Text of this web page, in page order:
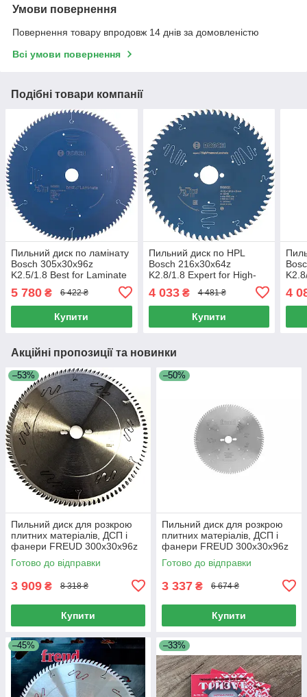
Умови повернення
Повернення товару впродовж 14 днів за домовленістю
Всі умови повернення
Подібні товари компанії
Пильний диск по ламінату
Bosch 305x30x96z
K2.5/1.8 Best for Laminate
5 780 ₴ 6 422 ₴
Купити
Пильний диск по HPL
Bosch 216x30x64z
K2.8/1.8 Expert for High-
4 033₴ 4 481 ₴
Купити
4
Акційні пропозиції та новинки
–53%
Пильний диск для розкрою
плитних матеріалів, ДСП і
фанери FREUD 300х30х96z
K3.2/2.2 (LU3D-0600)
Готово до відправки
3 909 ₴ 8 318 ₴
Купити
–50%
Пильний диск для розкрою
плитних матеріалів, ДСП і
фанери FREUD 300х30х96z
K3.2/2.2 (LG3D-0600)
Готово до відправки
3 337 ₴ 6 674 ₴
Купити
–45% –33%